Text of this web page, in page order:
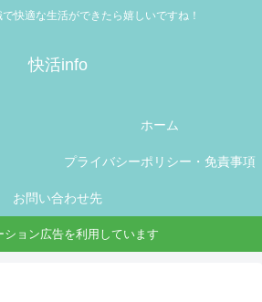
快適な生活ができたら嬉しいですね！
快活info
ホーム
プライバシーポリシー・免責事項
お問い合わせ先
ション広告を利用しています